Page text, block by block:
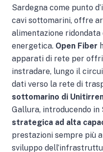
Sardegna come punto
cavi sottomarini, offre
alimentazione
energetica. Open Fiber
apparati di rete per
instradare, lungo il
dati verso la rete di
sottomarino di
Gallura, introducendo in
strategica ad alta
prestazioni sempre più
sviluppo